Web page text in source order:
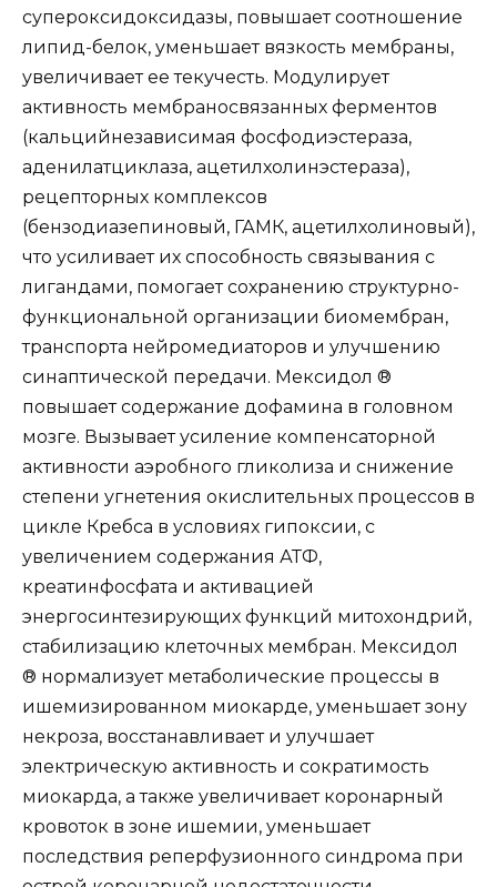
супероксидоксидазы, повышает соотношение
липид-белок, уменьшает вязкость мембраны,
увеличивает ее текучесть. Модулирует
активность мембраносвязанных ферментов
(кальцийнезависимая фосфодиэстераза,
аденилатциклаза, ацетилхолинэстераза),
рецепторных комплексов
(бензодиазепиновый, ГАМК, ацетилхолиновый),
что усиливает их способность связывания с
лигандами, помогает сохранению структурно-
функциональной организации биомембран,
транспорта нейромедиаторов и улучшению
синаптической передачи. Мексидол ®
повышает содержание дофамина в головном
мозге. Вызывает усиление компенсаторной
активности аэробного гликолиза и снижение
степени угнетения окислительных процессов в
цикле Кребса в условиях гипоксии, с
увеличением содержания АТФ,
креатинфосфата и активацией
энергосинтезирующих функций митохондрий,
стабилизацию клеточных мембран. Мексидол
® нормализует метаболические процессы в
ишемизированном миокарде, уменьшает зону
некроза, восстанавливает и улучшает
электрическую активность и сократимость
миокарда, а также увеличивает коронарный
кровоток в зоне ишемии, уменьшает
последствия реперфузионного синдрома при